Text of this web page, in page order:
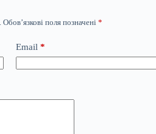
Обов’язкові поля позначені *
Email *